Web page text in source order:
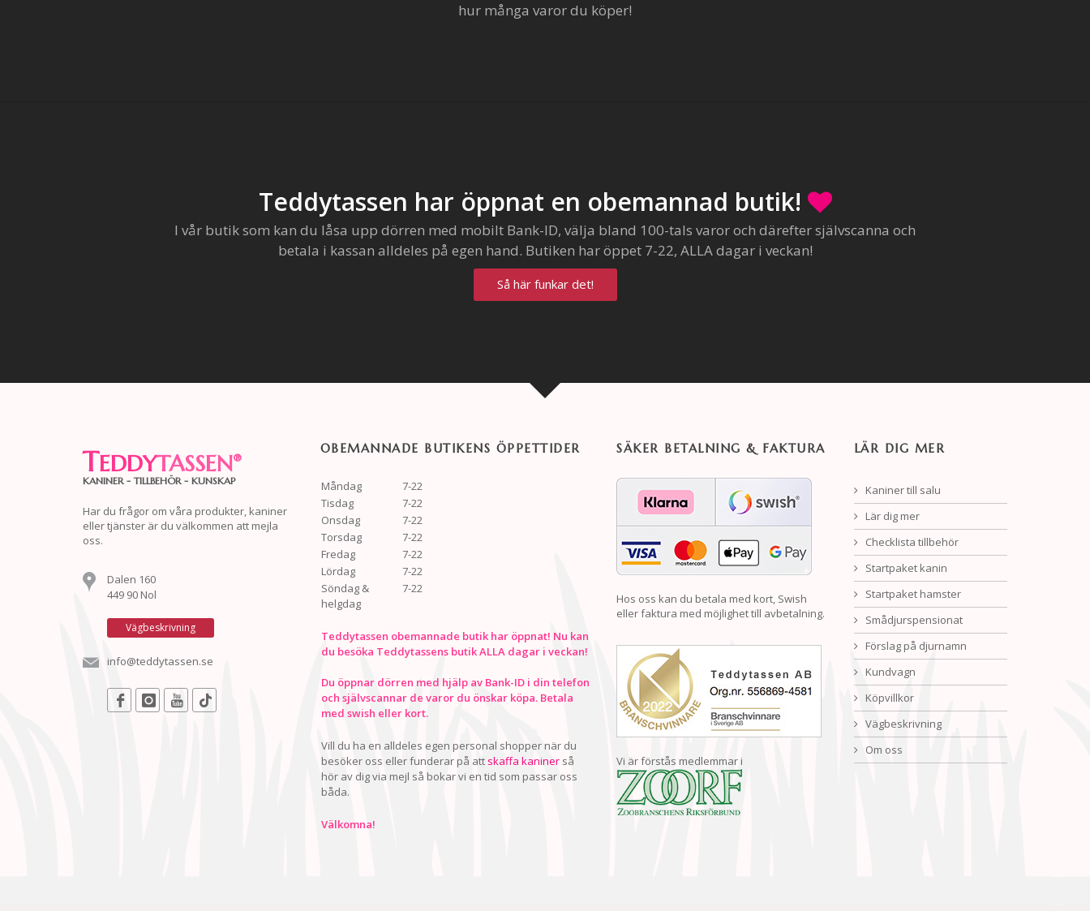
hur många varor du köper!
Teddytassen har öppnat en obemannad butik!
I vår butik som kan du låsa upp dörren med mobilt Bank-ID, välja bland 100-tals varor och därefter självscanna och
betala i kassan alldeles på egen hand. Butiken har öppet 7-22, ALLA dagar i veckan!
Så här funkar det!
TEDDYTASSEN®
KANINER - TILLBEHÖR - KUNSKAP
Har du frågor om våra produkter, kaniner
eller tjänster är du välkommen att mejla
oss.
Dalen 160
449 90 Nol
Vägbeskrivning
info@teddytassen.se
OBEMANNADE BUTIKENS ÖPPETTIDER
Måndag
7-22
Tisdag
7-22
Onsdag
7-22
Torsdag
7-22
Fredag
7-22
Lördag
7-22
Söndag &
helgdag
7-22
Teddytassen obemannade butik har öppnat! Nu kan
du besöka Teddytassens butik ALLA dagar i veckan!
Du öppnar dörren med hjälp av Bank-ID i din telefon
och självscannar de varor du önskar köpa. Betala
med swish eller kort.
Vill du ha en alldeles egen personal shopper när du
besöker oss eller funderar på att skaffa kaninerså
hör av dig via mejl så bokar vi en tid som passar oss
båda.
Välkomna!
SÄKER BETALNING & FAKTURA
Hos oss kan du betala med kort, Swish
eller faktura med möjlighet till avbetalning.
Vi är förstås medlemmar i
LÄR DIG MER
Kaniner till salu
Lär dig mer
Checklista tillbehör
Startpaket kanin
Startpaket hamster
Smådjurspensionat
Förslag på djurnamn
Kundvagn
Köpvillkor
Vägbeskrivning
Om oss